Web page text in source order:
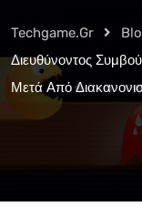
Techgame.gr
Διευθύνοντος
Μετά Από